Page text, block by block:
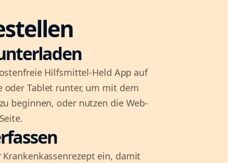
Hilfsmittel-Held App auf
oder Tablet runter, um mit dem
beginnen, oder nutzen die Web-
Krankenkassenrezept ein, damit